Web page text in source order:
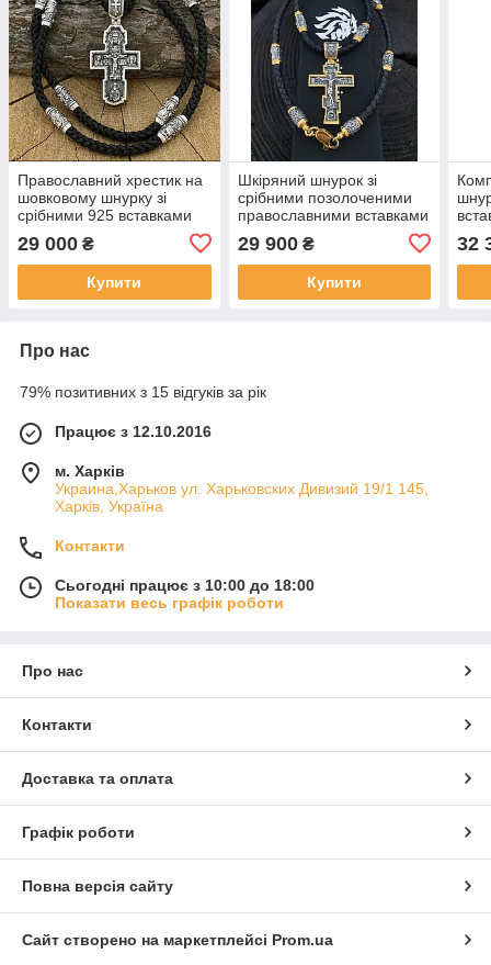
Православний хрестик на
шовковому шнурку зі
срібними 925 вставками
29 000 ₴
Купити
Шкіряний шнурок зі
срібними позолоченими
православними вставками
29 900₴
Купити
32
Про нас
79% позитивних з 15 відгуків за рік
Працює з 12.10.2016
м. Харків
Украина,Харьков ул. Харьковских Дивизий 19/1 145,
Харків, Україна
Контакти
Сьогодні працює з 10:00 до 18:00
Показати весь графік роботи
Про нас
Контакти
Доставка та оплата
Графік роботи
Повна версія сайту
Сайт створено на маркетплейсі Prom.ua